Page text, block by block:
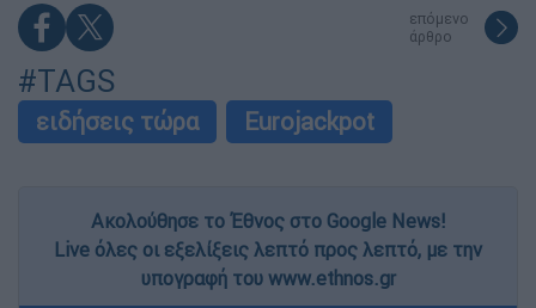
επόμενο
άρθρο
#TAGS
ειδήσεις τώρα Eurojackpot
Ακολούθησε το Έθνος στο Google News!
Live όλες οι εξελίξεις λεπτό προς λεπτό, με την
υπογραφή του www.ethnos.gr